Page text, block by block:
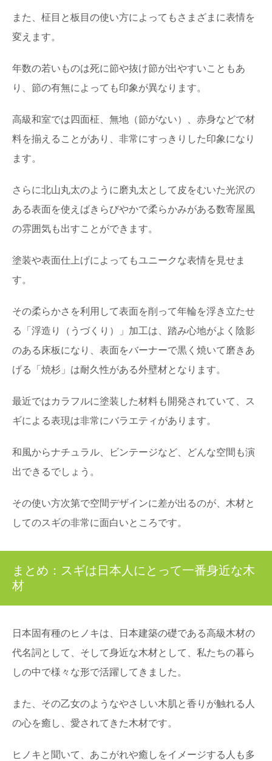
また、柾目と板目の使い方によってもさまざまに表情を
変えます。
年数の若いものは死に節や抜け節が出やすいこともあ
り、節の有無によっても印象が異なります。
高級和室では四面柾、無地（節がない）、赤身などで材
料を揃えることがあり、非常にすっきりした印象になり
ます。
さらに北山丸太のように磨丸太として皮をむいた光沢の
ある表面を使えばきらびやかで柔らかみがある数寄屋風
の雰囲気も出すことができます。
塗装や表面仕上げによってもユニークな表情を見せま
す。
その柔らかさを利用して表面を削って年輪を浮き立たせ
る「浮造り（うづくり）」加工は、踏み心地がよく陰影
のある床板になり、表面をバーナーで黒く焼いて磨きあ
げる「焼杉」は耐久性がある外壁材となります。
最近ではカラフルに塗装した材料も開発されていて、ス
ギによる表現は非常にバラエティがあります。
和風からナチュラル、ビンテージなど、どんな空間も演
出できるでしょう。
その使い方次第で空間デザインに差が出るのが、木材と
してのスギの非常に面白いところです。
まとめ：スギは日本人にとって一番身近な木
材
日本固有種のヒノキは、日本建築の礎である高級木材の
代名詞として、そして身近な木材として、私たちの暮ら
しの中で様々な形で活躍してきました。
また、その乙女のようなやさしい木肌と香りが触れる人
の心を癒し、愛されてきた木材です。
ヒノキと聞いて、あこがれや癒しをイメージする人も多